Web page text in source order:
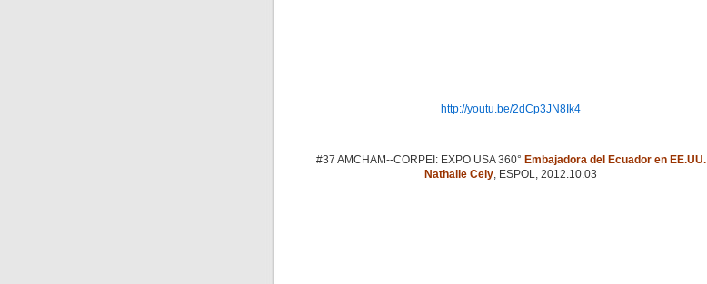
http://youtu.be/2dCp3JN8Ik4
#37 AMCHAM--CORPEI: EXPO USA 360° Embajadora del Ecuador en EE.UU.
Nathalie Cely, ESPOL, 2012.10.03